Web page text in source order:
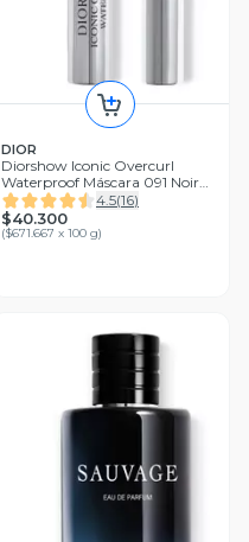
DIOR
Diorshow Iconic Overcurl
Waterproof Máscara 091 Noir
Black
4.5(16)
$40.300
($671.667 x 100 g)